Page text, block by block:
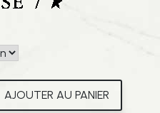
AJOUTER AU PANIER